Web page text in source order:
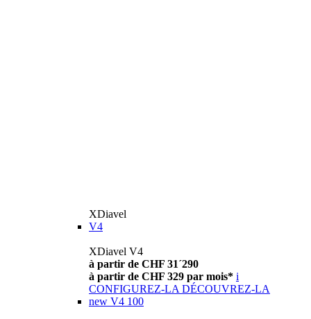
XDiavel
V4
XDiavel V4
à partir de CHF 31´290
à partir de CHF 329 par mois* i
CONFIGUREZ-LA DÉCOUVREZ-LA
new V4 100